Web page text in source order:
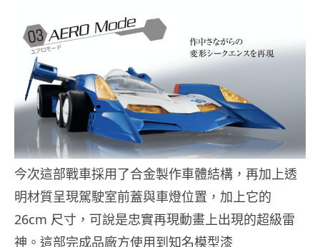
今次這部戰車採用了合金製作車體結構，再加上透
明材質呈現駕駛室前蓋與車燈位置，加上它的
26cm 尺寸，可說是忠實再現動畫上出現的超級雷
神。這部完成品廠方使用到知名模型漆